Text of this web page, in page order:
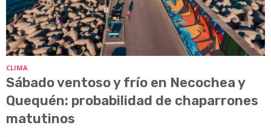
CLIMA
Sábado ventoso y frío en Necochea y
Quequén: probabilidad de chaparrones
matutinos